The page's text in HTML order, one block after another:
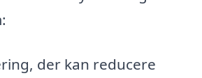
der kan reducere